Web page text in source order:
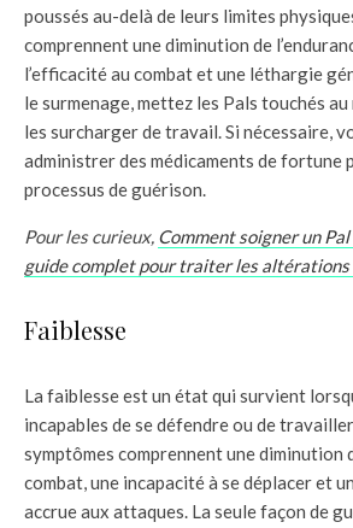
poussés au-delà de leurs limites
comprennent une diminution de
l’efficacité au combat et une léthargie
le surmenage, mettez les Pals touchés
les surcharger de travail. Si nécessaire,
administrer des médicaments de fortune
processus de guérison.
Pour les curieux, Comment soigner un
guide complet pour traiter les altérations
Faiblesse
La faiblesse est un état qui survient
incapables de se défendre ou de
symptômes comprennent une diminution
combat, une incapacité à se déplacer et
accrue aux attaques. La seule façon de